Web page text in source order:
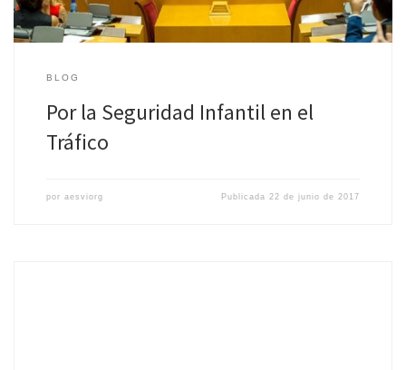
BLOG
Por la Seguridad Infantil en el
Tráfico
por aesviorg Publicada22 de junio de 2017